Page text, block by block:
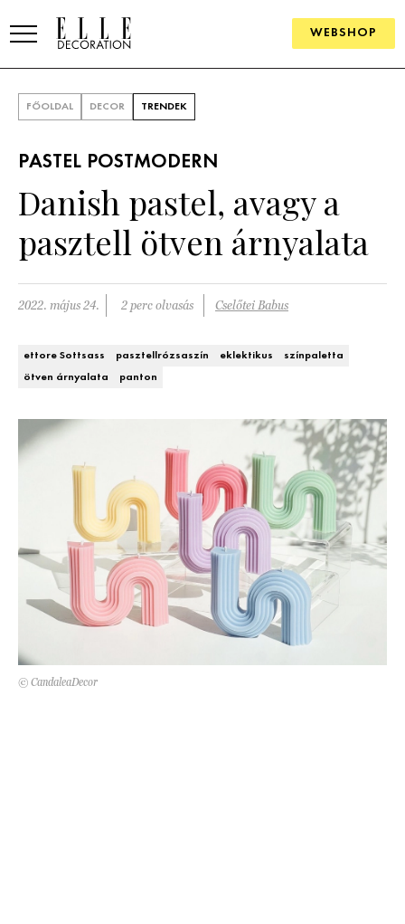
WEBSHOP
SZOBÁK
Konyha
Fürdőszoba
Hálószoba
Kert és terasz
ÖTLETEK
SZÉP TEREK
Lakások
HÍRLEVÉL
FŐOLDAL DECOR TRENDEK
PASTEL POSTMODERN
Danish pastel, avagy a
pasztell ötven árnyalata
2022. május 24. 2 perc olvasás Cselőtei Babus
ettore Sottsass pasztellrózsaszín eklektikus
színpaletta
ötven árnyalata
panton
© CandaleaDecor